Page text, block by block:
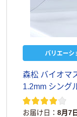
バリエーシ
森松 バイオマ
1.2mm シング
お届け日 8月7日